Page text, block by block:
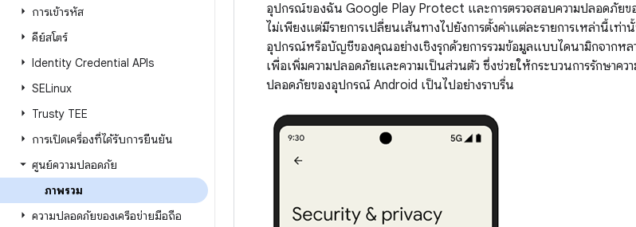
การเข้ารหัส
คีย์สโตร์
Identity Credential APIs
SELinux
Trusty TEE
การเปิดเครื่องที่ได้รับการยืนยัน
ศูนย์ความปลอดภัย
ภาพรวม
ความปลอดภัยของเครือข่ายมือถือ
อุปกรณ์ของฉัน Google Play Protect และการตรวจสอบความปลอดภัย
ไม่เพียงแต่มีรายการเปลี่ยนเส้นทางไปยังการตั้งค่าแต่ละรายการเหล่านี้เ
อุปกรณ์หรือบัญชีของคุณอย่างเชิงรุกด้วยการรวมข้อมูลแบบไดนามิกจาก
เพื่อเพิ่มความปลอดภัยและความเป็นส่วนตัว ซึ่งช่วยให้กระบวนการรักษาค
ปลอดภัยของอุปกรณ์ Android เป็นไปอย่างราบรื่น